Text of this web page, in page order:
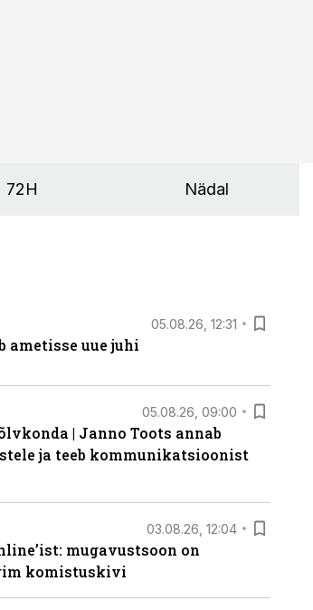
72H Nädal
05.08.26, 12:31
ametisse uue juhi
05.08.26, 09:00
| Janno Toots annab
ja teeb kommunikatsioonist
03.08.26, 12:04
mugavustsoon on
komistuskivi